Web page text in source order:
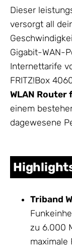
Dieser
versorgt all
Gigabit-WAN-
Internettarife
FRITZ!Box
WLAN Router
einem
dagewesene
Triband
zu 6.000
maximale